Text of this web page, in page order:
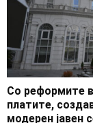
Со реформите
платите,
модерен јавен